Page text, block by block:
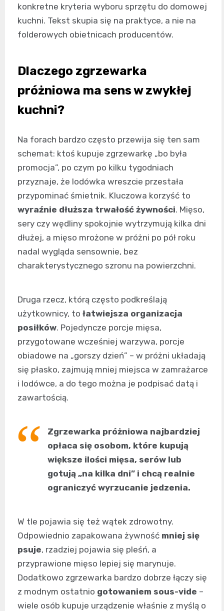
konkretne kryteria wyboru sprzętu do domowej
kuchni. Tekst skupia się na praktyce, a nie na
folderowych obietnicach producentów.
Dlaczego zgrzewarka
próżniowa ma sens w zwykłej
kuchni?
Na forach bardzo często przewija się ten sam
schemat: ktoś kupuje zgrzewarkę „bo była
promocja”, po czym po kilku tygodniach
przyznaje, że lodówka wreszcie przestała
przypominać śmietnik. Kluczowa korzyść to
wyraźnie dłuższa trwałość żywności. Mięso,
sery czy wędliny spokojnie wytrzymują kilka dni
dłużej, a mięso mrożone w próżni po pół roku
nadal wygląda sensownie, bez
charakterystycznego szronu na powierzchni.
Druga rzecz, którą często podkreślają
użytkownicy, to łatwiejsza organizacja
posiłków. Pojedyncze porcje mięsa,
przygotowane wcześniej warzywa, porcje
obiadowe na „gorszy dzień” – w próżni układają
się płasko, zajmują mniej miejsca w zamrażarce
i lodówce, a do tego można je podpisać datą i
zawartością.
Zgrzewarka próżniowa najbardziej
opłaca się osobom, które kupują
większe ilości mięsa, serów lub
gotują „na kilka dni” i chcą realnie
ograniczyć wyrzucanie jedzenia.
W tle pojawia się też wątek zdrowotny.
Odpowiednio zapakowana żywność mniej się
psuje, rzadziej pojawia się pleśń, a
przyprawione mięso lepiej się marynuje.
Dodatkowo zgrzewarka bardzo dobrze łączy się
z modnym ostatnio gotowaniem sous-vide –
wiele osób kupuje urządzenie właśnie z myślą o